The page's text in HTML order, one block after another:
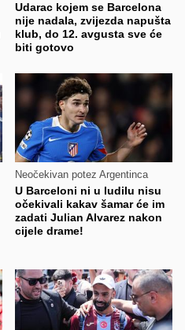
Udarac kojem se Barcelona
nije nadala, zvijezda napušta
klub, do 12. avgusta sve će
biti gotovo
Neočekivan potez Argentinca
U Barceloni ni u ludilu nisu
očekivali kakav šamar će im
zadati Julian Alvarez nakon
cijele drame!